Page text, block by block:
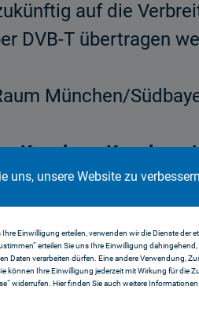
uns, unsere Website zu
Ihre Einwilligung erteilen, verwenden wir die Dienste
erteilen Sie uns Ihre Einwilligung
Daten verarbeiten dürfen. Eine andere Verwendung,
können Ihre Einwilligung jederzeit mit Wirkung für die
widerrufen. Hier finden Sie auch weitere Informationen.
auf die
DVB-T übertragen
München/
Kanal
34
Kanal
48
SAT.1
Gold
TELE 5 ProSieben